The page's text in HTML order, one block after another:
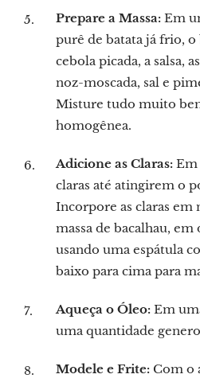
Prepare a Massa: Em
purê de batata já frio, o
cebola picada, a salsa,
noz-moscada, sal e
Misture tudo muito
homogênea.
Adicione as Claras: Em
claras até atingirem o
Incorpore as claras em
massa de bacalhau, em
usando uma espátula
baixo para cima para
Aqueça o Óleo: Em
uma quantidade
Modele e Frite: Com o